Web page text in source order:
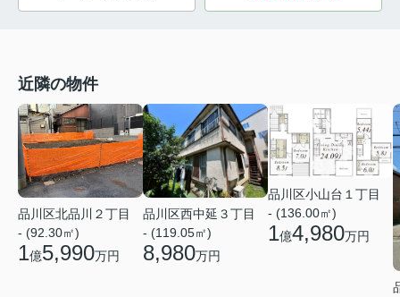
近隣の物件
品川区北品川２丁目
- (92.30㎡)
1億5,990万円
品川区西中延３丁目
- (119.05㎡)
8,980万円
品川区小山台１丁目
- (136.00㎡)
1億4,980万円